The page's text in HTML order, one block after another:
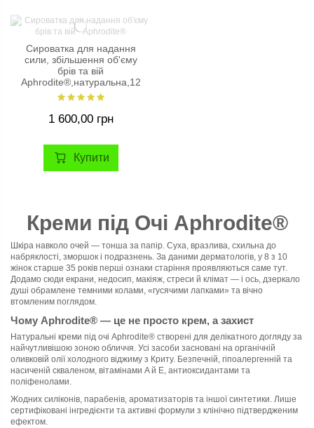
Сироватка для надання
сили, збільшення об'єму
брів та вій
Aphrodite®,натуральна,12
мл
1 600,00 грн
Купити
Креми під Очі Aphrodite®
Шкіра навколо очей — тонша за папір. Суха, вразлива, схильна до
набряклості, зморшок і подразнень. За даними дерматологів, у 8 з 10
жінок старше 35 років перші ознаки старіння проявляються саме тут.
Додамо сюди екрани, недосип, макіяж, стреси й клімат — і ось, дзеркало
душі обрамлене темними колами, «гусячими лапками» та вічно
втомленим поглядом.
Чому Aphrodite® — це не просто крем, а захист
Натуральні креми під очі Aphrodite® створені для делікатного догляду за
найчутливішою зоною обличчя. Усі засоби засновані на органічній
оливковій олії холодного віджиму з Криту. Безпечній, гіпоалергенній та
насиченій скваленом, вітамінами A й E, антиоксидантами та
поліфенолами.
Жодних силіконів, парабенів, ароматизаторів та іншої синтетики. Лише
сертифіковані інгредієнти та активні формули з клінічно підтвердженим
ефектом.